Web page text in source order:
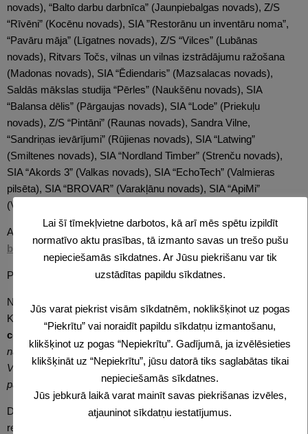
novads), “Balto darbu darbnīca” (Jaunpiebalgas novads), Z/S
“Rīvēni” (Kocēnu novads), SIA ”Restorānu un inventāru noma”,
“Pavāru māja” (Līgatnes novads), Z/S “Vilces” (Lubānas
novads), Ritvars Točs, vilnas un vilnas izstrādājumu ražošana
(Madonas novads), SIA “Ēdiendaris” (Mazsalacas novads),
Saldās mākslas studija “Pērles” (Naukšēnu novads), SIA
“Balansa dēlis” (Pārgaujas novads), SIA “Lode” (Priekuļu
novads), Z/S “Pintāni” (Raunas novads), Sandra Vilne,
“Sandriņas ievārījumi” (Rūjienas novads), SIA “Latwing”
(Smiltenes novads), SIA “Nordland Timber” (Strenču novads),
SIA “Akords 3” (Valkas novads), SIA “EchoTech” (Valmieras
pilsēta), SIA “BROVAR” (Varakļānu novads), SIA “ApiMi”
(Vecpiebalgas novads).
Ar uzņēmumu aprakstiem iespējams iepazīties
informatīvajā
brošūrā
Pasākuma foto pieejami >> ŠEIT
Nākamgad vidzemnieku dārza svētkiem apritēs 10. gadskārta.
Kā uzsvēra Vidzemes plānošanas reģiona
uzņēmējdarbības
centra vadītāja Laima Engere
: “
Svētku tradīciju turpināsim arī
nākamajā gadā, meklējot arvien jaunus uzņēmējdarbības stāstus
Vidzemes novados. Iespējams, varēsim sagaidīt arī kādas
pārmaiņas un jaunus akcentus pasākuma formātam.
Dārza svētkus vidzemniekiem organizē Vidzemes plānošanas
reģiona uzņēmējdarbības centrs. Uz to tiek aicināti ik gadu no
Lai šī tīmekļvietne darbotos, kā arī mēs spētu izpildīt
normatīvo aktu prasības, tā izmanto savas un trešo pušu
nepieciešamās sīkdatnes. Ar Jūsu piekrišanu var tik
uzstādītas papildu sīkdatnes.
Jūs varat piekrist visām sīkdatnēm, noklikšķinot uz pogas
“Piekrītu” vai noraidīt papildu sīkdatņu izmantošanu,
klikšķinot uz pogas “Nepiekrītu”. Gadījumā, ja izvēlēsieties
klikšķināt uz “Nepiekrītu”, jūsu datorā tiks saglabātas tikai
nepieciešamās sīkdatnes.
Jūs jebkurā laikā varat mainīt savas piekrišanas izvēles,
atjauninot sīkdatņu iestatījumus.